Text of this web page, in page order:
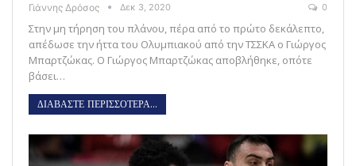
Γιάννης Δρόσος Δεκ 3, 2020 0
Στην μη τήρηση του πλάνου, πέρα από το πρώτο δεκάλεπτο,
απέδωσε την ήττα του Ολυμπιακού από την ΤΣΣΚΑ ο Γιώργος
Μπαρτζώκας. Ο Γιώργος Μπαρτζώκας αποβλήθηκε, οπότε
βάσει…
ΔΙΑΒΑΣΤΕ ΠΕΡΙΣΣΟΤΕΡΑ...